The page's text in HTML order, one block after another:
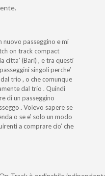
nuovo passeggino e mi
on track compact
citta’ (Bari) , e tra questi
singoli perche’
trio , o che comunque
dal trio . Quindi
di un passeggino
. Volevo sapere se
o se e’ solo un modo
a comprare cio’ che